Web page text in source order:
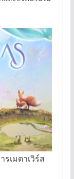
เมตาเวิร์ส